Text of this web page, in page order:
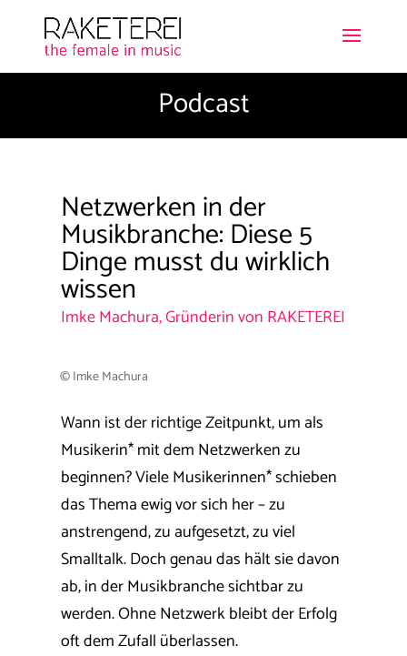
Podcast
Netzwerken in der
Musikbranche: Diese 5
Dinge musst du wirklich
wissen
Imke Machura, Gründerin von RAKETEREI
© Imke Machura
Wann ist der richtige Zeitpunkt, um als
Musikerin* mit dem Netzwerken zu
beginnen? Viele Musikerinnen* schieben
das Thema ewig vor sich her – zu
anstrengend, zu aufgesetzt, zu viel
Smalltalk. Doch genau das hält sie davon
ab, in der Musikbranche sichtbar zu
werden. Ohne Netzwerk bleibt der Erfolg
oft dem Zufall überlassen.